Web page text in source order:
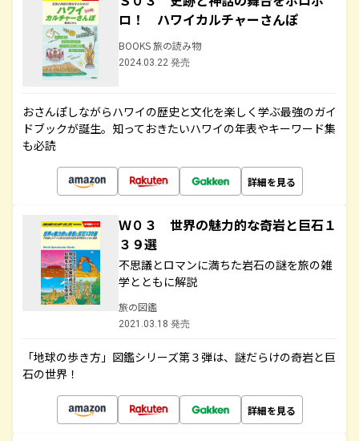
ロ！ ハワイカルチャーさんぽ
BOOKS 旅の読み物
2024.03.22 発売
おさんぽしながらハワイの歴史と文化を楽しく学ぶ最強のガイ
ドブックが誕生。知っておきたいハワイの年表やキーワード集
も必読
詳細を見る
Ｗ０３ 世界の魅力的な奇岩と巨石１
３９選
不思議とロマンに満ちた岩石の謎を旅の雑
学とともに解説
旅の図鑑
2021.03.18 発売
「地球の歩き方」図鑑シリーズ第３弾は、謎だらけの奇岩と巨
石の世界！
詳細を見る